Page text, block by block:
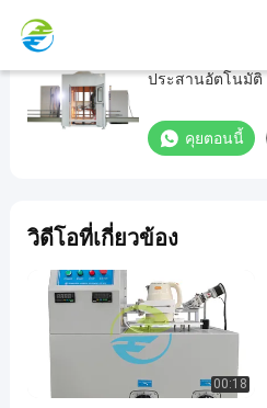
เครื่อง
เชื่อม
เปลว
บรรทัด
เครื่อง
ประสาน
อัตโนมัติ
2020-
314
ประสานอัตโนมัติ
คุยตอนนี้
วิดีโอที่เกี่ยวข้อง
00:18